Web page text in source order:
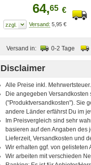
64,65 €
5,95 €
Versand in: 0-2 Tage
Disclaimer